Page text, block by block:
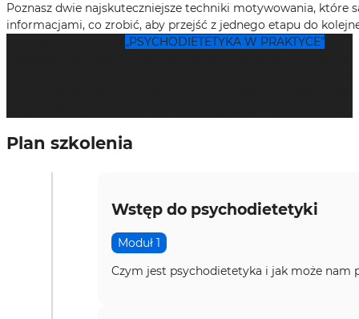
Poznasz dwie najskuteczniejsze techniki motywowania, które
informacjami, co zrobić, aby przejść z jednego etapu do
„PSYCHODIETETYKA W PRAKTYCE”
Plan szkolenia
Wstęp do psychodietetyki
Moduł 1
Czym jest psychodietetyka i jak może